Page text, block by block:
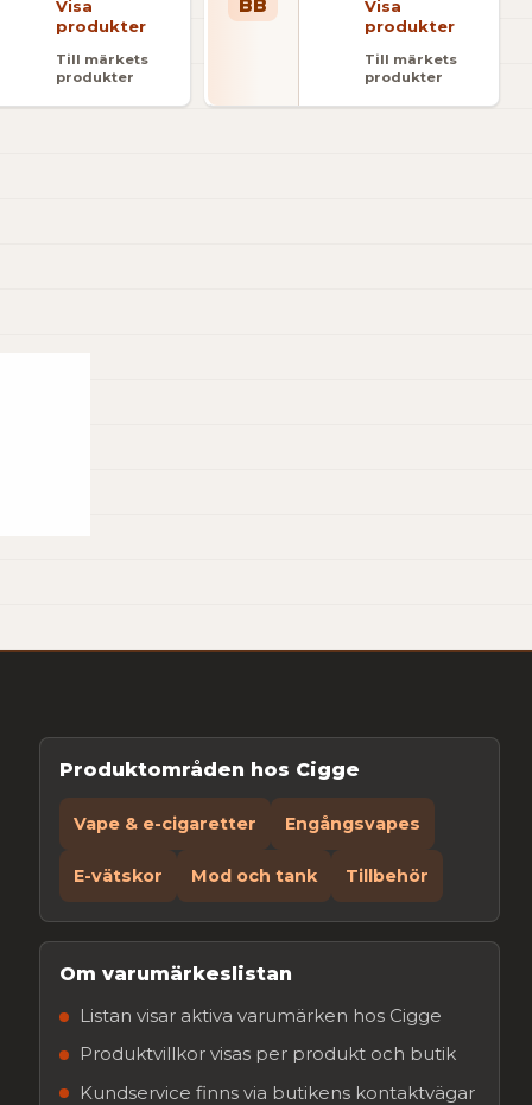
Visa
produkter
Till märkets
produkter
BB
Visa
produkter
Till märkets
produkter
Produktområden hos Cigge
Vape & e-cigaretter Engångsvapes
E-vätskor Mod och tank Tillbehör
Om varumärkeslistan
Listan visar aktiva varumärken hos Cigge
Produktvillkor visas per produkt och butik
Kundservice finns via butikens kontaktvägar